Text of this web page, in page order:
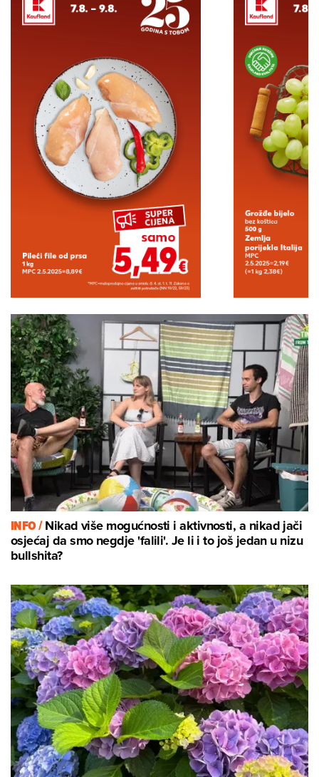
INFO /Nikad više mogućnosti i aktivnosti, a nikad jači
osjećaj da smo negdje 'falili'. Je li i to još jedan u nizu
bullshita?